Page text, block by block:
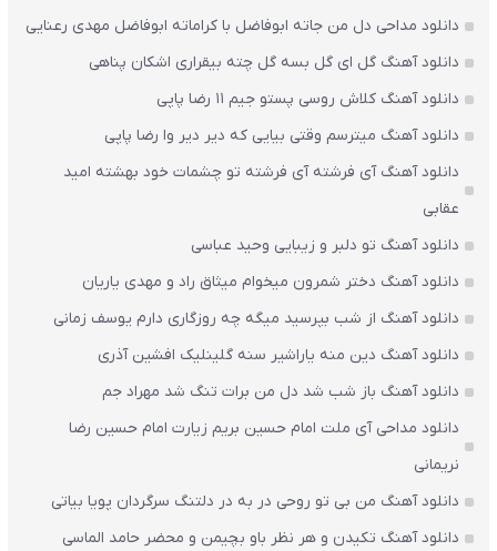
دانلود مداحی دل من جاته ابوفاضل با کراماته ابوفاضل مهدی رعنایی
دانلود آهنگ گل ای گل بسه گل چته بیقراری اشکان پناهی
دانلود آهنگ کلاش روسی پستو جیم ۱۱ رضا پاپی
دانلود آهنگ میترسم وقتی بیایی که دیر دیر وا رضا پاپی
دانلود آهنگ آی فرشته آی فرشته تو چشمات خود بهشته امید
عقابی
دانلود آهنگ تو دلبر و زیبایی وحید عباسی
دانلود آهنگ دختر شمرون میخوام میثاق راد و مهدی یاریان
دانلود آهنگ از شب بپرسید میگه چه روزگاری دارم یوسف زمانی
دانلود آهنگ دین منه یاراشیر سنه گلینلیک افشین آذری
دانلود آهنگ باز شب شد دل من برات تنگ شد مهراد جم
دانلود مداحی آی ملت امام حسین بریم زیارت امام حسین رضا
نریمانی
دانلود آهنگ من بی تو روحی در به در دلتنگ سرگردان پویا بیاتی
دانلود آهنگ تکیدن و هر نظر باو بچیمن و محضر حامد الماسی